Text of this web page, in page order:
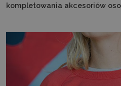
kompletowania akcesoriów